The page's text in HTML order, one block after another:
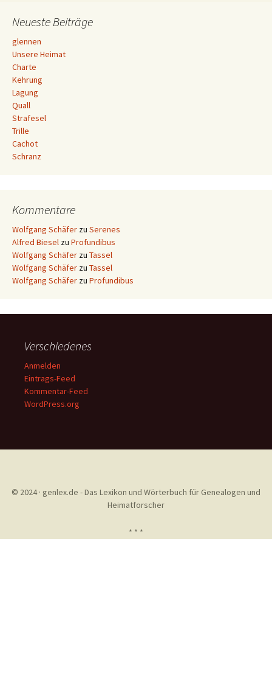
Neueste Beiträge
glennen
Unsere Heimat
Charte
Kehrung
Lagung
Quall
Strafesel
Trille
Cachot
Schranz
Kommentare
Wolfgang Schäfer zu Serenes
Alfred Biesel zu Profundibus
Wolfgang Schäfer zu Tassel
Wolfgang Schäfer zu Tassel
Wolfgang Schäfer zu Profundibus
Verschiedenes
Anmelden
Eintrags-Feed
Kommentar-Feed
WordPress.org
© 2024 · genlex.de - Das Lexikon und Wörterbuch für Genealogen und
Heimatforscher
* * *